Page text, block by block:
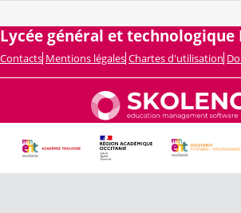
Lycée général et technologique
Contacts Mentions légales Chartes d'utilisation